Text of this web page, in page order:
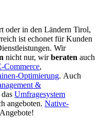
oder in den Ländern Tirol,
ist echonet für Kunden
Wir
nicht nur, wirberaten auch
Commerce,
Optimierung. Auch
&
Umfragesystem
angeboten. Native-